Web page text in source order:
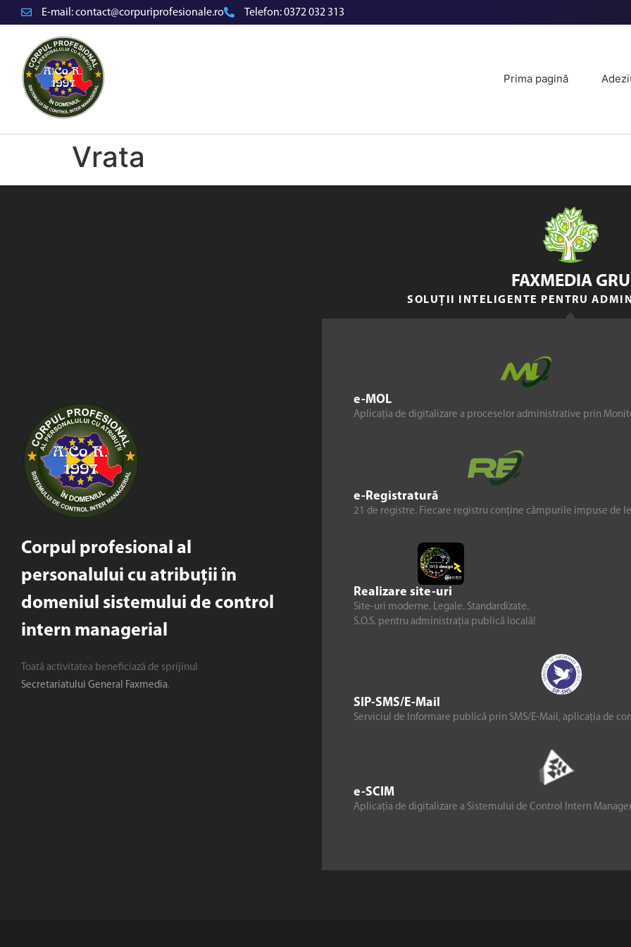
E-mail:contact@corpuriprofesionale.ro Telefon:0372 032 313
Prima pagină
Vrata
Corpul profesional al
personalului cu atribuții în
domeniul sistemului de control
intern managerial
Toată activitatea beneficiază de sprijinul
Secretariatului General Faxmedia.
e-MOL
Aplicația de digitalizare a proceselor administrative prin
e-Registratură
21 de registre. Fiecare registru conține câmpurile impuse de
Realizare site-uri
Site-uri moderne. Legale. Standardizate.
S.O.S. pentru administrația publică locală!
SIP-SMS/E-Mail
Serviciul de Informare publică prin SMS/E-Mail, aplicația de
e-SCIM
Aplicația de digitalizare a Sistemului de Control Intern
FAXMEDIA
SOLUȚII INTELIGENTE PENTRU